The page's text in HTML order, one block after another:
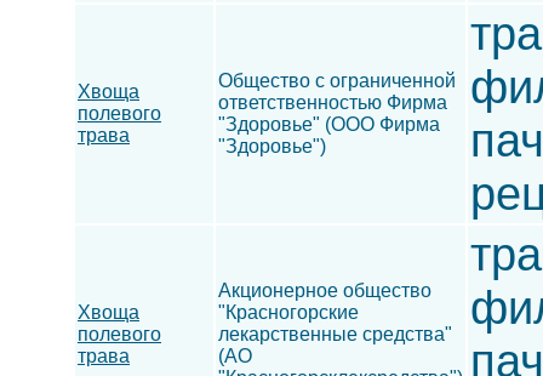
Хвоща
полевого
трава
Общество с ограниченной
ответственностью Фирма
"Здоровье" (ООО Фирма
"Здоровье")
Хвоща
полевого
трава
Акционерное общество
"Красногорские
лекарственные средства"
(АО